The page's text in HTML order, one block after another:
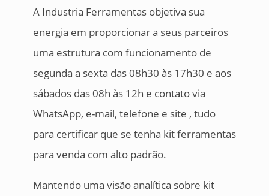
A Industria Ferramentas objetiva sua
energia em proporcionar a seus parceiros
uma estrutura com funcionamento de
segunda a sexta das 08h30 às 17h30 e aos
sábados das 08h às 12h e contato via
WhatsApp, e-mail, telefone e site , tudo
para certificar que se tenha kit ferramentas
para venda com alto padrão.
Mantendo uma visão analítica sobre kit